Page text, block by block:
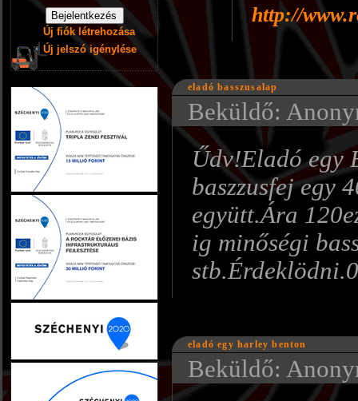
http://
eladó basszusalap
Beküldő:
Űdv!Eladó egy
baszzusfej egy
együtt.Ára
ig minőségi
eladó egy harley benton
Beküldő:
Új fiók létrehozása
Új jelszó igénylése